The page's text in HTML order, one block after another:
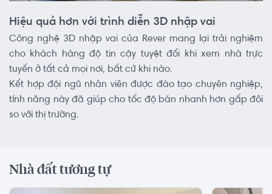
Hiệu quả hơn với trình diễn 3D nhập vai
Công nghệ 3D nhập vai của Rever mang lại trải nghiệm
cho khách hàng độ tin cậy tuyệt đối khi xem nhà trực
tuyến ở tất cả mọi nơi, bất cứ khi nào.
Kết hợp đội ngũ nhân viên được đào tạo chuyên nghiệp,
tính năng này đã giúp cho tốc độ bán nhanh hơn gấp đôi
so với thị trường.
Nhà đất tương tự